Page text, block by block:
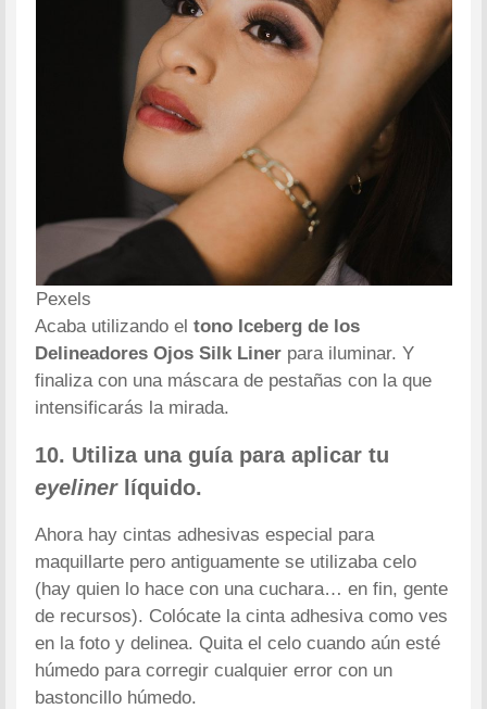
Pexels
Acaba utilizando eltono Iceberg de los
Delineadores Ojos Silk Liner para iluminar. Y
finaliza con una máscara de pestañas con la que
intensificarás la mirada.
10. Utiliza una guía para aplicar tu
eyelinerlíquido.
Ahora hay cintas adhesivas especial para
maquillarte pero antiguamente se utilizaba celo
(hay quien lo hace con una cuchara… en fin, gente
de recursos). Colócate la cinta adhesiva como ves
en la foto y delinea. Quita el celo cuando aún esté
húmedo para corregir cualquier error con un
bastoncillo húmedo.